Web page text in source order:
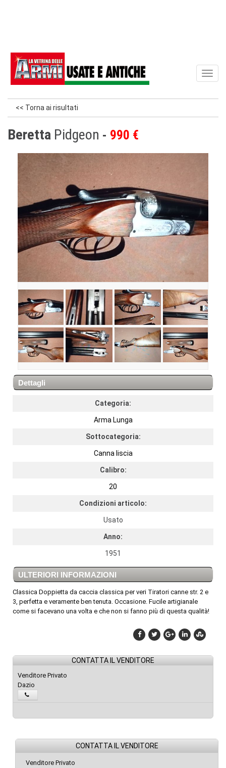
<< Torna ai risultati
Beretta Pidgeon 990 €
Dettagli
Categoria:
Arma Lunga
Sottocategoria:
Canna liscia
Calibro:
20
Condizioni articolo:
Usato
Anno:
1951
ULTERIORI INFORMAZIONI
Classica Doppietta da caccia classica per veri Tiratori canne str. 2 e
3, perfetta e veramente ben tenuta. Occasione. Fucile artigianale
come si facevano una volta e che non si fanno più di questa qualità!
CONTATTA IL VENDITORE
Venditore Privato
Dazio
CONTATTA IL VENDITORE
Venditore Privato